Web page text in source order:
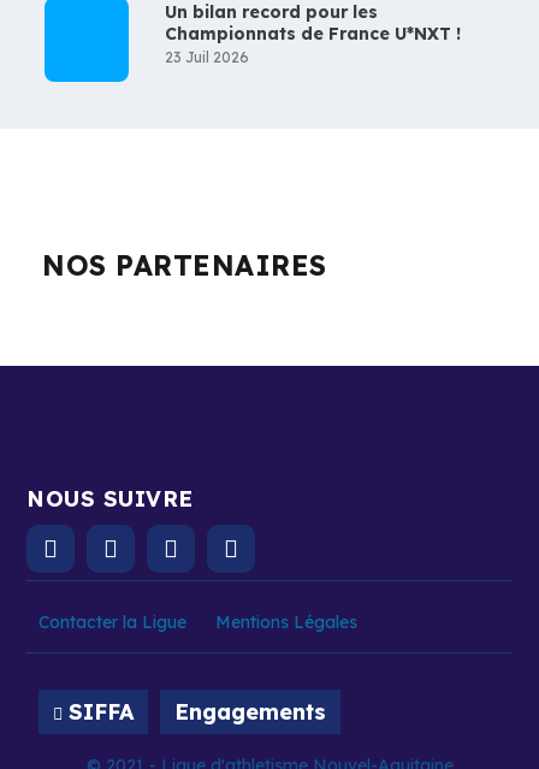
Un bilan record pour les
Championnats de France U*NXT !
23 Juil 2026
NOS PARTENAIRES
NOUS SUIVRE
Contacter la Ligue Mentions Légales
SIFFA Engagements